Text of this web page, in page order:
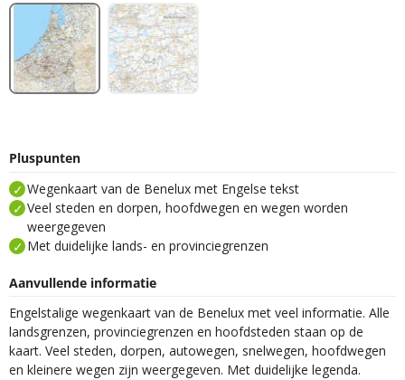
Pluspunten
Wegenkaart van de Benelux met Engelse tekst
Veel steden en dorpen, hoofdwegen en wegen worden
weergegeven
Met duidelijke lands- en provinciegrenzen
Aanvullende informatie
Engelstalige wegenkaart van de Benelux met veel informatie. Alle
landsgrenzen, provinciegrenzen en hoofdsteden staan op de
kaart. Veel steden, dorpen, autowegen, snelwegen, hoofdwegen
en kleinere wegen zijn weergegeven. Met duidelijke legenda.